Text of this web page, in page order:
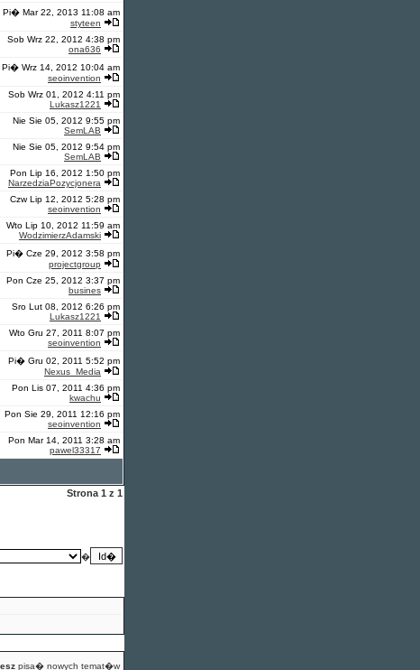
Pi� Mar 22, 2013 11:08 am
styteen
Sob Wrz 22, 2012 4:38 pm
ona636
Pi� Wrz 14, 2012 10:04 am
seoinvention
Sob Wrz 01, 2012 4:11 pm
Lukasz1221
Nie Sie 05, 2012 9:55 pm
SemLAB
Nie Sie 05, 2012 9:54 pm
SemLAB
Pon Lip 16, 2012 1:50 pm
NarzedziaPozycjonera
Czw Lip 12, 2012 5:28 pm
seoinvention
Wto Lip 10, 2012 11:59 am
WodzimierzAdamski
Pi� Cze 29, 2012 3:58 pm
projectgroup
Pon Cze 25, 2012 3:37 pm
busines
Sro Lut 08, 2012 6:26 pm
Lukasz1221
Wto Gru 27, 2011 8:07 pm
seoinvention
Pi� Gru 02, 2011 5:52 pm
Nexus_Media
Pon Lis 07, 2011 4:36 pm
kwachu
Pon Sie 29, 2011 12:16 pm
seoinvention
Pon Mar 14, 2011 3:28 am
pawel33317
Strona 1 z 1
�
pisa� nowych temat�w